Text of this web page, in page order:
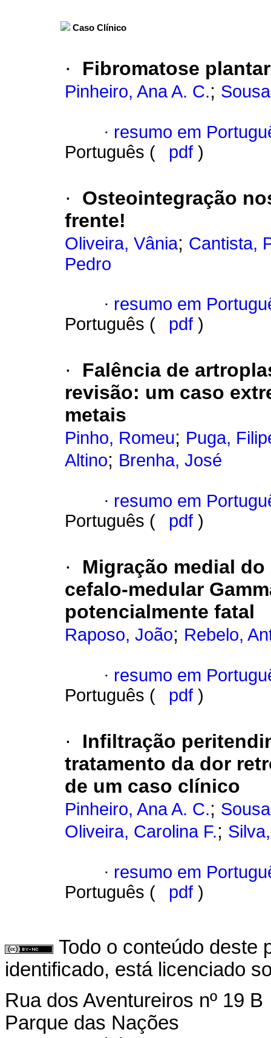
Caso Clínico
· Fibromatose
Pinheiro, Ana A. C.;
· resumo em
Português (
pdf )
·
Osteointegração
frente!
Oliveira, Vânia; Cantista,
Pedro
· resumo em
Português (
pdf )
·
Falência de
revisão: um caso
metais
Pinho, Romeu; Puga,
Altino; Brenha, José
· resumo em
Português (
pdf )
·
Migração medial
cefalo-medular
potencialmente fatal
Raposo, João; Rebelo,
· resumo em
Português (
pdf )
·
Infiltração
tratamento da dor
de um caso clínico
Pinheiro, Ana A. C.;
Oliveira, Carolina F.;
· resumo em
Português (
pdf )
Todo o conteúdo deste
identificado, está licenciado
Rua dos Aventureiros nº 19 B
Parque das Nações